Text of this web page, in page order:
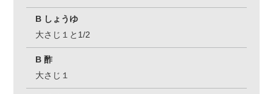
B しょうゆ
大さじ１と1/2
B 酢
大さじ１